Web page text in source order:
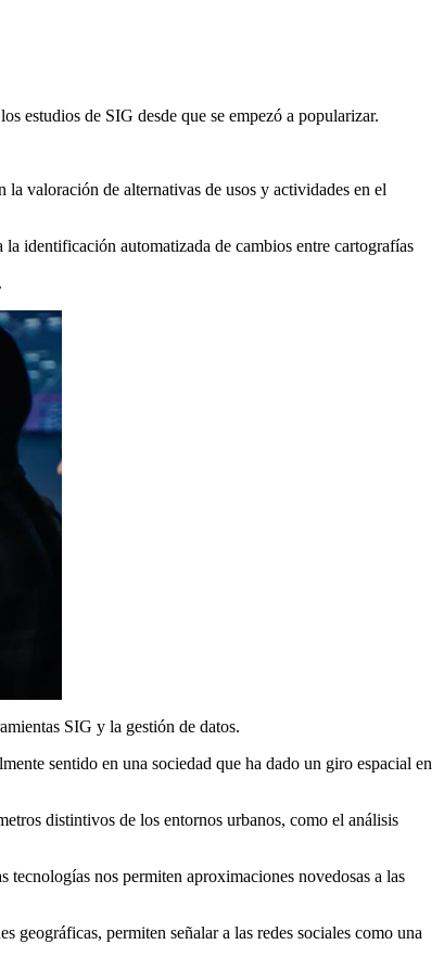
estudios de SIG desde que se empezó a popularizar.
valoración de alternativas de usos y actividades en el
identificación automatizada de cambios entre cartografías
SIG y la gestión de datos.
sentido en una sociedad que ha dado un giro espacial en
distintivos de los entornos urbanos, como el análisis
nos permiten aproximaciones novedosas a las
geográficas, permiten señalar a las redes sociales como una